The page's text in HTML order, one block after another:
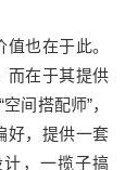
也在于此。
而在于其提供
间搭配师”，
好，提供一套
，一揽子搞